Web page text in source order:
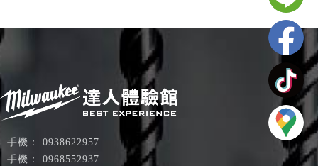
0968552937
0938622957